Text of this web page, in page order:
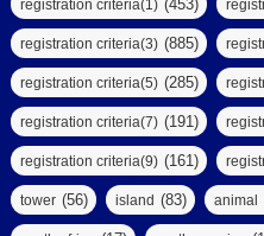
(9)
(2)
(8)
(2)
registration criteria(1) (453)
registration criteria(3) (885)
registration criteria(5) (285)
registration criteria(7) (191)
registration criteria(9) (161)
tower (56) island (83) animal